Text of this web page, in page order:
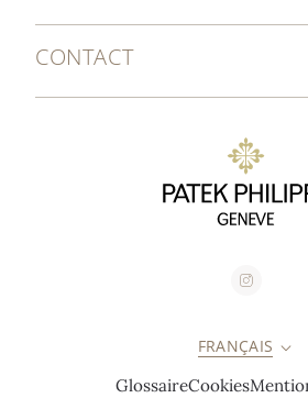
CONTACT
FRANÇAIS
GlossaireCookies